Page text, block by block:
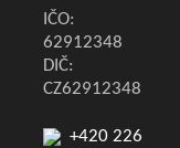
IČO:
62912348
DIČ:
CZ62912348
+420 226